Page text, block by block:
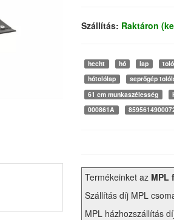
Szállítás: Raktáron
hecht hó lap toló
hótolólap
seprőgép
61 cm munkaszélesség
000861A
Termékeinket az MPL
Szállítás díj MPL
MPL házhozszállítás